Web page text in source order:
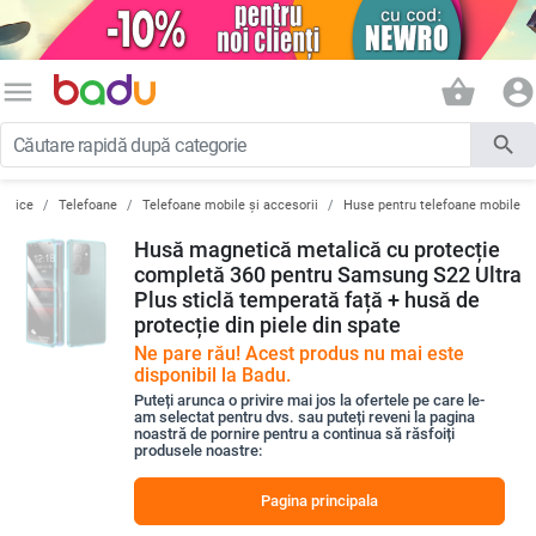
menu shopping_basket account_circle
search
Telefoane Telefoane mobile și accesorii Huse pentru telefoane mobile
Husă magnetică metalică cu protecție
completă 360 pentru Samsung S22 Ultra
Plus sticlă temperată față + husă de
protecție din piele din spate
Ne pare rău! Acest produs nu mai este
disponibil la Badu.
Puteți arunca o privire mai jos la ofertele pe care le-
am selectat pentru dvs. sau puteți reveni la pagina
noastră de pornire pentru a continua să răsfoiți
produsele noastre:
Pagina principala